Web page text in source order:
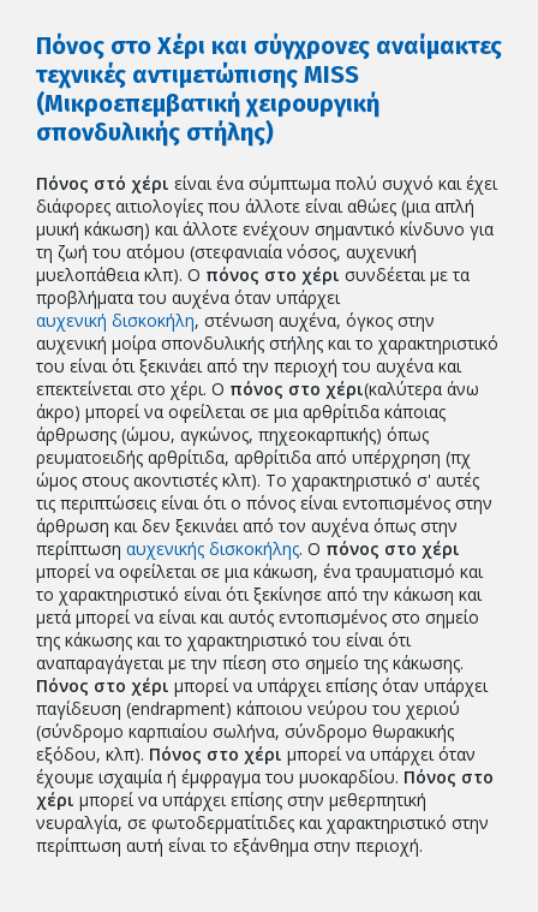
Πόνος στο Χέρι και σύγχρονες αναίμακτες
τεχνικές αντιμετώπισης MISS
(Μικροεπεμβατική χειρουργική
σπονδυλικής στήλης)
Πόνος στό χέρι είναι ένα σύμπτωμα πολύ συχνό και έχει
διάφορες αιτιολογίες που άλλοτε είναι αθώες (μια απλή
μυική κάκωση) και άλλοτε ενέχουν σημαντικό κίνδυνο για
τη ζωή του ατόμου (στεφανιαία νόσος, αυχενική
μυελοπάθεια κλπ). Ο πόνος στο χέρι συνδέεται με τα
προβλήματα του αυχένα όταν υπάρχει
αυχενική δισκοκήλη, στένωση αυχένα, όγκος στην
αυχενική μοίρα σπονδυλικής στήλης και το χαρακτηριστικό
του είναι ότι ξεκινάει από την περιοχή του αυχένα και
επεκτείνεται στο χέρι. Ο πόνος στο χέρι(καλύτερα άνω
άκρο) μπορεί να οφείλεται σε μια αρθρίτιδα κάποιας
άρθρωσης (ώμου, αγκώνος, πηχεοκαρπικής) όπως
ρευματοειδής αρθρίτιδα, αρθρίτιδα από υπέρχρηση (πχ
ώμος στους ακοντιστές κλπ). Το χαρακτηριστικό σ' αυτές
τις περιπτώσεις είναι ότι ο πόνος είναι εντοπισμένος στην
άρθρωση και δεν ξεκινάει από τον αυχένα όπως στην
περίπτωση αυχενικής δισκοκήλης. Ο πόνος στο χέρι
μπορεί να οφείλεται σε μια κάκωση, ένα τραυματισμό και
το χαρακτηριστικό είναι ότι ξεκίνησε από την κάκωση και
μετά μπορεί να είναι και αυτός εντοπισμένος στο σημείο
της κάκωσης και το χαρακτηριστικό του είναι ότι
αναπαραγάγεται με την πίεση στο σημείο της κάκωσης.
Πόνος στο χέρι μπορεί να υπάρχει επίσης όταν υπάρχει
παγίδευση (endrapment) κάποιου νεύρου του χεριού
(σύνδρομο καρπιαίου σωλήνα, σύνδρομο θωρακικής
εξόδου, κλπ). Πόνος στο χέρι μπορεί να υπάρχει όταν
έχουμε ισχαιμία ή έμφραγμα του μυοκαρδίου. Πόνος στο
χέρι μπορεί να υπάρχει επίσης στην μεθερπητική
νευραλγία, σε φωτοδερματίτιδες και χαρακτηριστικό στην
περίπτωση αυτή είναι το εξάνθημα στην περιοχή.